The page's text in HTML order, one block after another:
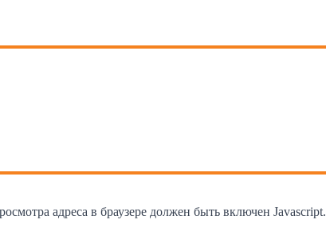
адреса в браузере должен быть включен Javascript.